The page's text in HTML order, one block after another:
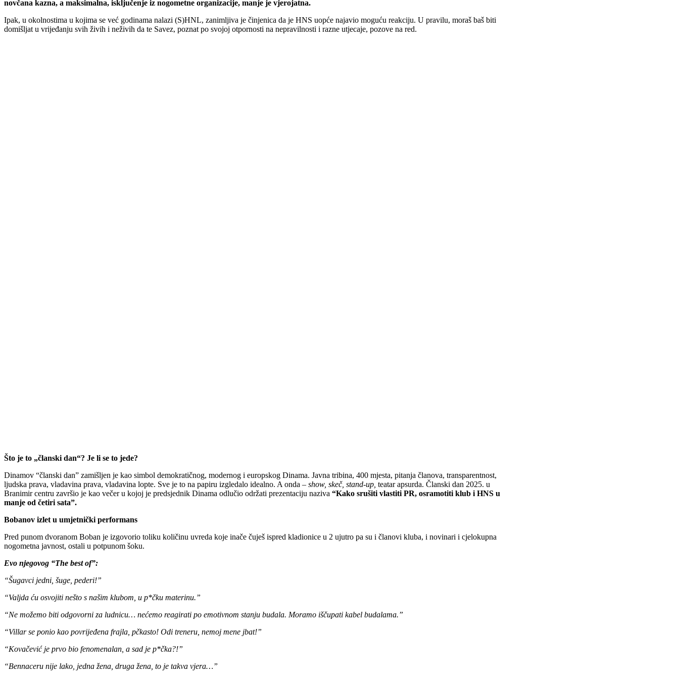
novčana kazna, a maksimalna, isključenje iz nogometne organizacije, manje je vjerojatna.
Ipak, u okolnostima u kojima se već godinama nalazi (S)HNL, zanimljiva je činjenica da je HNS uopće najavio moguću reakciju. U pravilu, moraš baš biti
domišljat u vrijeđanju svih živih i neživih da te Savez, poznat po svojoj otpornosti na nepravilnosti i razne utjecaje, pozove na red.
Što je to „članski dan“? Je li se to jede?
Dinamov “članski dan” zamišljen je kao simbol demokratičnog, modernog i europskog Dinama. Javna tribina, 400 mjesta, pitanja članova, transparentnost,
ljudska prava, vladavina prava, vladavina lopte. Sve je to na papiru izgledalo idealno. A onda – show, skeč, stand-up, teatar apsurda. Članski dan 2025. u
Branimir centru završio je kao večer u kojoj je predsjednik Dinama odlučio održati prezentaciju naziva “Kako srušiti vlastiti PR, osramotiti klub i HNS u
manje od četiri sata”.
Bobanov izlet u umjetnički performans
Pred punom dvoranom Boban je izgovorio toliku količinu uvreda koje inače čuješ ispred kladionice u 2 ujutro pa su i članovi kluba, i novinari i cjelokupna
nogometna javnost, ostali u potpunom šoku.
Evo njegovog “The best of”:
“Šugavci jedni, šuge, pederi!”
“Valjda ću osvojiti nešto s našim klubom, u p*čku materinu.”
“Ne možemo biti odgovorni za ludnicu… nećemo reagirati po emotivnom stanju budala. Moramo iščupati kabel budalama.”
“Villar se ponio kao povrijeđena frajla, pčkasto! Odi treneru, nemoj mene jbat!”
“Kovačević je prvo bio fenomenalan, a sad je p*čka?!”
“Bennaceru nije lako, jedna žena, druga žena, to je takva vjera…”